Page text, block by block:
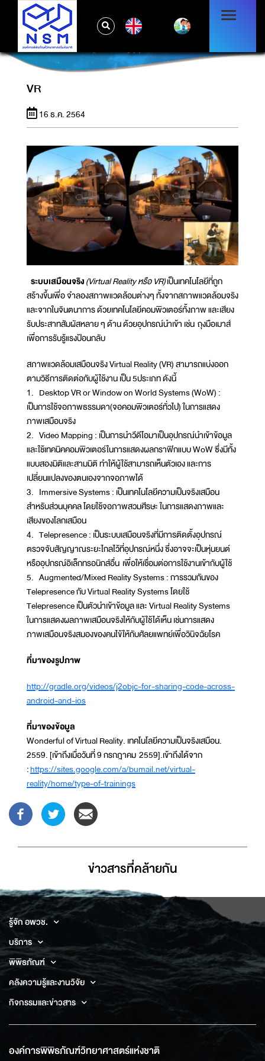
VR
VR
16 ธ.ค. 2564
ระบบเสมือนจริง(Virtual Reality หรือ VR)เป็นเทคโนโลยีที่ถูก
สร้างขึ้นเพื่อ จำลองสภาพแวดล้อมต่างๆ ทั้งจากสภาพแวดล้อมจริง
และจากในจินตนาการ ด้วยเทคโนโลยีคอมพิวเตอร์ทั้งภาพ และเสียง
รับประสาทสัมผัสหลาย ๆ ด้าน ด้วยอุปกรณ์นำเข้า เช่น ถุงมือเมาส์
เพื่อการรับรู้แรงป้อนกลับ
สภาพแวดล้อมเสมือนจริง Virtual Reality (VR) สามารถแบ่งออก
ตามวิธีการติดต่อกับผู้ใช้งาน เป็น 5ประเภท ดังนี้
1. Desktop VR or Window on World Systems (WoW) :
เป็นการใช้จอภาพธรรมดา(จอคอมพิวเตอร์ทั่วไป) ในการแสดง
ภาพเสมือนจริง
2. Video Mapping : เป็นการนำวีดีโอมาเป็นอุปกรณ์นำเข้าข้อมูล
และใช้เทคนิคคอมพิวเตอร์ในการแสดงผลกราฟิกแบบ WoW ซึ่งมีทั้ง
แบบสองมิติและสามมิติ ทำให้ผู้ใช้สามารถเห็นตัวเอง และการ
เปลี่ยนแปลงของตนเองจากจอภาพได้
3. Immersive Systems : เป็นเทคโนโลยีความเป็นจริงเสมือน
สำหรับส่วนบุคคล โดยใช้จอภาพสวมศีรษะ ในการแสดงภาพและ
เสียงของโลกเสมือน
4. Telepresence : เป็นระบบเสมือนจริงที่มีการติดตั้งอุปกรณ์
ตรวจจับสัญญาณระยะไกลไว้ที่อุปกรณ์หนึ่ง ซึ่งอาจจะเป็นหุ่นยนต์
หรืออุปกรณ์อิเล็กทรอนิกส์อื่น เพื่อให้เชื่อมต่อการใช้งานเข้ากับผู้ใช้
5. Augmented/Mixed Reality Systems : การรวมกันของ
Telepresence กับ Virtual Reality Systems โดยใช้
Telepresence เป็นตัวนำเข้าข้อมูล และ Virtual Reality Systems
ในการแสดงผลภาพเสมือนจริงให้กับผู้ใช้ได้เห็น เช่นการแสดง
ภาพเสมือนจริงสมองของคนไข้ให้กับศัลยแพทย์เพื่อวินิจฉัยโรค
ที่มาของรูปภาพ
http://gradle.org/videos/j2objc-for-sharing-code-across-
android-and-ios
ที่มาของข้อมูล
Wonderful of Virtual Reality. เทคโนโลยีความเป็นจริงเสมือน.
2559. [เข้าถึงเมื่อวันที่ 9 กรกฎาคม 2559].เข้าถึงได้จาก
:https://sites.google.com/a/bumail.net/virtual-
reality/home/type-of-trainings
ข่าวสารที่่คล้ายกัน
รู้จัก อพวช.
บริการ
พิพิธภัณฑ์
คลังความรู้และงานวิจัย
กิจกรรมและข่าวสาร
องค์การพิพิธภัณฑ์วิทยาศาสตร์แห่งชาติ